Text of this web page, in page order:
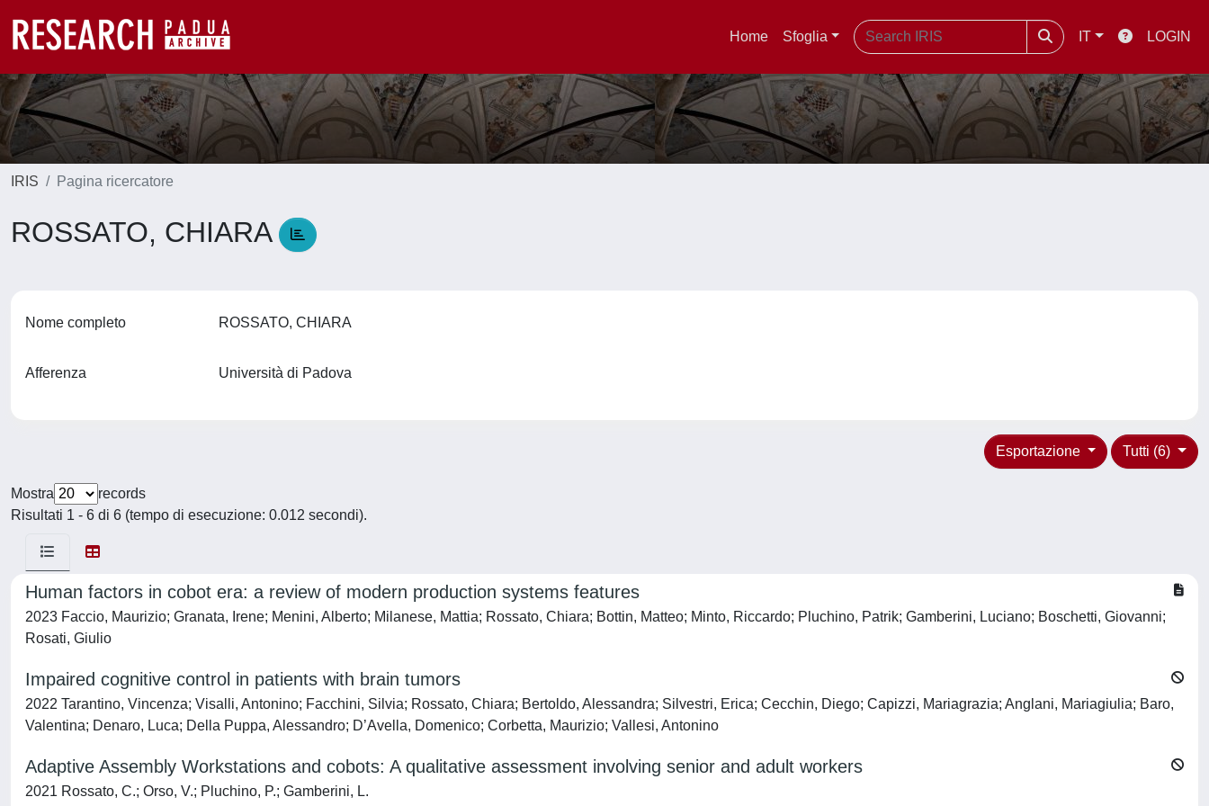
Home Sfoglia IT LOGIN
IRIS Pagina ricercatore
ROSSATO, CHIARA
Nome completo ROSSATO, CHIARA
Afferenza Università di Padova
Tutti (6)
Esportazione
Mostra
records
Risultati 1 - 6 di 6 (tempo di esecuzione: 0.012 secondi).
Human factors in cobot era: a review of modern production systems features
2023 Faccio, Maurizio; Granata, Irene; Menini, Alberto; Milanese, Mattia; Rossato, Chiara; Bottin, Matteo; Minto, Riccardo; Pluchino, Patrik; Gamberini, Luciano; Boschetti, Giovanni;
Rosati, Giulio
Impaired cognitive control in patients with brain tumors
2022 Tarantino, Vincenza; Visalli, Antonino; Facchini, Silvia; Rossato, Chiara; Bertoldo, Alessandra; Silvestri, Erica; Cecchin, Diego; Capizzi, Mariagrazia; Anglani, Mariagiulia; Baro,
Valentina; Denaro, Luca; Della Puppa, Alessandro; D’Avella, Domenico; Corbetta, Maurizio; Vallesi, Antonino
Adaptive Assembly Workstations and cobots: A qualitative assessment involving senior and adult workers
2021 Rossato, C.; Orso, V.; Pluchino, P.; Gamberini, L.